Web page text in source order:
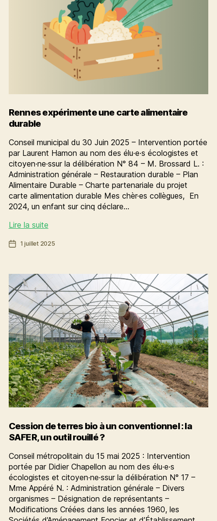
Rennes expérimente une carte alimentaire
durable
Conseil municipal du 30 Juin 2025 – Intervention portée
par Laurent Hamon au nom des élu·e·s écologistes et
citoyen·ne·ssur la délibération N° 84 – M. Brossard L. :
Administration générale – Restauration durable – Plan
Alimentaire Durable – Charte partenariale du projet
carte alimentation durable Mes chèr·es collègues, En
2024, un enfant sur cinq déclare…
Lire la suiteRennes
une
durable
Date1 juillet 2025
Cession de terres bio à un conventionnel : la
SAFER, un outil rouillé ?
Conseil métropolitain du 15 mai 2025 : Intervention
portée par Didier Chapellon au nom des élu·e·s
écologistes et citoyen·ne·ssur la délibération N° 17 –
Mme Appéré N. : Administration générale – Divers
organismes – Désignation de représentants –
Modifications Créées dans les années 1960, les